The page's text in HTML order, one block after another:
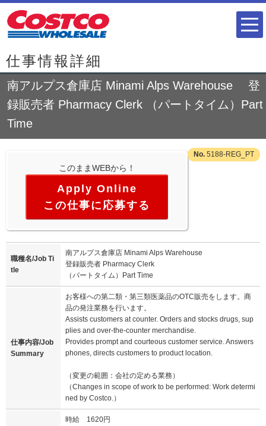
仕事情報詳細
南アルプス倉庫店 Minami Alps Warehouse 登
録販売者 Pharmacy Clerk （パートタイム）Part
Time
5188-REG_PT
このままWEBから！
この仕事に応募する
職種名/Job Ti
tle
南アルプス倉庫店 Minami Alps Warehouse
登録販売者 Pharmacy Clerk
（パートタイム）Part Time
仕事内容/Job
Summary
お客様への第二類・第三類医薬品のOTC販売をします。商
品の発注業務を行います。
Assists customers at counter. Orders and stocks drugs, sup
plies and over-the-counter merchandise.
Provides prompt and courteous customer service. Answers
phones, directs customers to product location.
（変更の範囲：会社の定める業務）
（Changes in scope of work to be performed: Work determi
ned by Costco.）
時給 1620円